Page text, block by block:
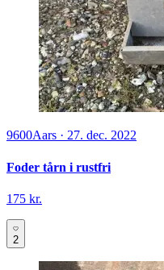
9600Aars · 27. dec. 2022
Foder tårn i rustfri
175 kr.
2